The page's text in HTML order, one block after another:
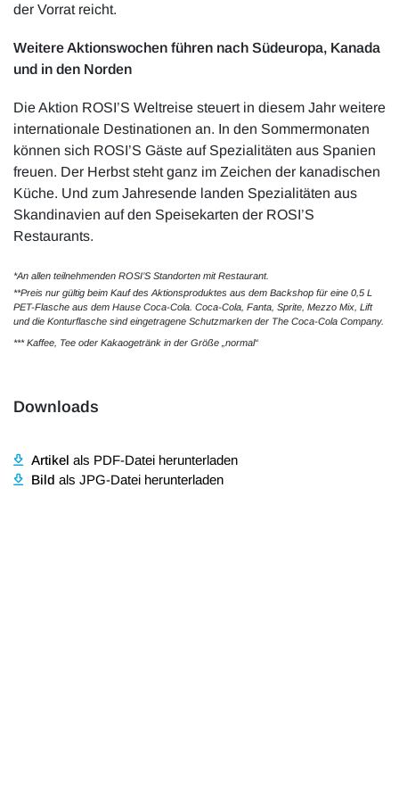
der Vorrat reicht.
Weitere Aktionswochen führen nach Südeuropa, Kanada
und in den Norden
Die Aktion ROSI’S Weltreise steuert in diesem Jahr weitere
internationale Destinationen an. In den Sommermonaten
können sich ROSI’S Gäste auf Spezialitäten aus Spanien
freuen. Der Herbst steht ganz im Zeichen der kanadischen
Küche. Und zum Jahresende landen Spezialitäten aus
Skandinavien auf den Speisekarten der ROSI’S
Restaurants.
*An allen teilnehmenden ROSI’S Standorten mit Restaurant.
**Preis nur gültig beim Kauf des Aktionsproduktes aus dem Backshop für eine 0,5 L
PET-Flasche aus dem Hause Coca-Cola. Coca-Cola, Fanta, Sprite, Mezzo Mix, Lift
und die Konturflasche sind eingetragene Schutzmarken der The Coca-Cola Company.
*** Kaffee, Tee oder Kakaogetränk in der Größe „normal“
Downloads
Artikel als PDF-Datei herunterladen
Bild als JPG-Datei herunterladen